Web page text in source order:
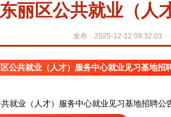
丽区公共就业（人
发布：2025-12-12 09:32:03
公共就业（人才）服务中心就业见习基地招
就业（人才）服务中心就业见习基地招聘公